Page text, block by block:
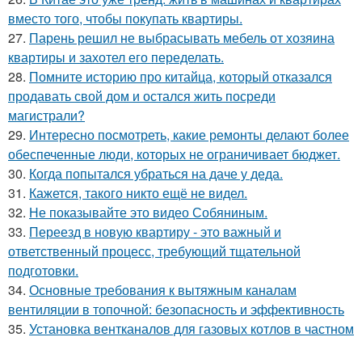
вместо того, чтобы покупать квартиры.
27. Парень решил не выбрасывать мебель от хозяина
квартиры и захотел его переделать.
28. Помните историю про китайца, который отказался
продавать свой дом и остался жить посреди
магистрали?
29. Интересно посмотреть, какие ремонты делают более
обеспеченные люди, которых не ограничивает бюджет.
30. Когда попытался убраться на даче у деда.
31. Кажется, такого никто ещё не видел.
32. Не показывайте это видео Собяниным.
33. Переезд в новую квартиру - это важный и
ответственный процесс, требующий тщательной
подготовки.
34. Основные требования к вытяжным каналам
вентиляции в топочной: безопасность и эффективность
35. Установка вентканалов для газовых котлов в частном